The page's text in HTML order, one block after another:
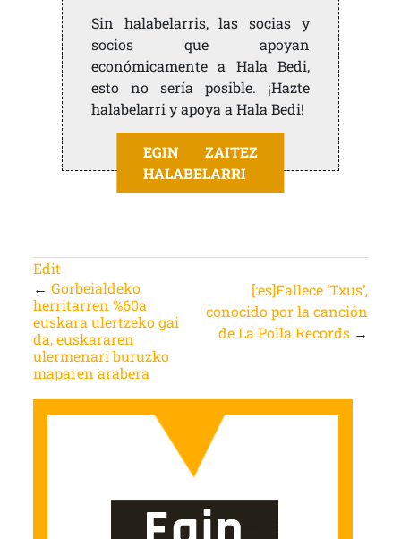
Sin halabelarris, las socias y
socios que apoyan
económicamente a Hala Bedi,
esto no sería posible. ¡Hazte
halabelarri y apoya a Hala Bedi!
EGIN ZAITEZ
HALABELARRI
Edit
← Gorbeialdeko
herritarren %60a
euskara ulertzeko gai
da, euskararen
ulermenari buruzko
maparen arabera
[:es]Fallece ‘Txus’,
conocido por la canción
de La Polla Records →